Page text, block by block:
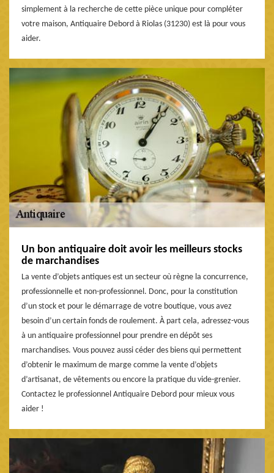
simplement à la recherche de cette pièce unique pour compléter
votre maison, Antiquaire Debord à Riolas (31230) est là pour vous
aider.
Un bon antiquaire doit avoir les meilleurs stocks
de marchandises
La vente d’objets antiques est un secteur où règne la concurrence,
professionnelle et non-professionnel. Donc, pour la constitution
d’un stock et pour le démarrage de votre boutique, vous avez
besoin d’un certain fonds de roulement. À part cela, adressez-vous
à un antiquaire professionnel pour prendre en dépôt ses
marchandises. Vous pouvez aussi céder des biens qui permettent
d’obtenir le maximum de marge comme la vente d’objets
d’artisanat, de vêtements ou encore la pratique du vide-grenier.
Contactez le professionnel Antiquaire Debord pour mieux vous
aider !